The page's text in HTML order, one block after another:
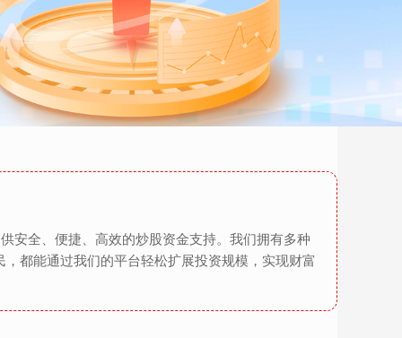
安全、便捷、高效的炒股资金支持。我们拥有多种
都能通过我们的平台轻松扩展投资规模，实现财富